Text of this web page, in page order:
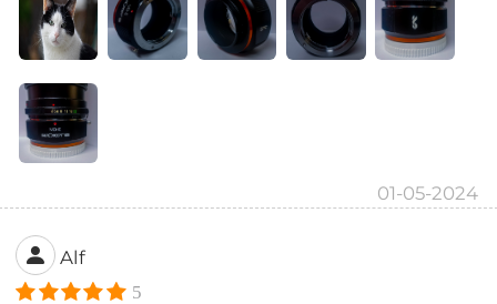
01-05-2024
Alf
5